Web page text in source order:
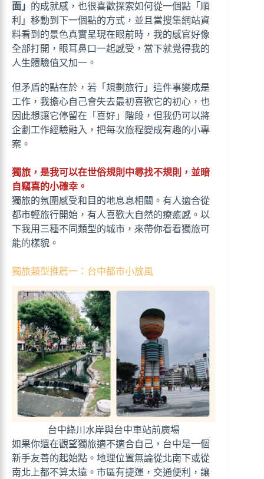
面」 的成就感，也很喜歡探索如何從一個點「順
利」移動到下一個點的方式，並且當搜集網站資
料看到的景色真實呈現在眼前時，我的感官好像
全部打開，眼耳鼻口一起感受，當下就覺得我的
人生體驗值又加一。
但矛盾的點在於，若「規劃旅行」這件事變成是
工作，我擔心自己會失去最初喜歡它的初心，也
因此想讓它停留在「喜好」階段，但我仍可以將
企劃工作經驗融入，把每次旅程變成有趣的小專
案。
獨旅，是我可以在世俗規則中尋找不規則，並暗
自竊喜的小確幸。
獨旅的氛圍感受和目的地息息相關。有人適合從
都市輕旅行開始，有人喜歡大自然的療癒感。以
下我用三種不同類型的城市，來帶你看看獨旅可
能的樣貌。
獨旅類型推薦一：台中都市小放風
台中綠川水岸與台中車站前廣場
如果你還在觀望獨旅適不適合自己，台中是一個
新手友善的起始點。地理位置無論從北南下或從
南北上都不算太遠。市區有捷運，交通便利，讓